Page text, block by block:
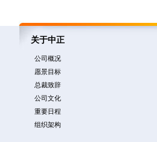
关于中正
公司概况
愿景目标
总裁致辞
公司文化
重要日程
组织架构